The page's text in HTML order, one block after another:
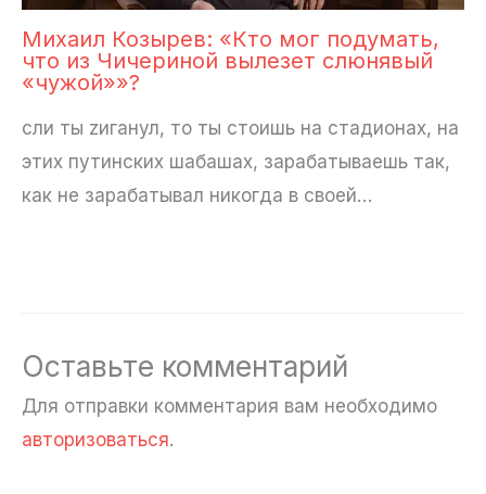
Михаил Козырев: «Кто мог подумать,
что из Чичериной вылезет слюнявый
«чужой»»?
сли ты zиганул, то ты стоишь на стадионах, на
этих путинских шабашах, зарабатываешь так,
как не зарабатывал никогда в своей…
Оставьте комментарий
Для отправки комментария вам необходимо
авторизоваться.